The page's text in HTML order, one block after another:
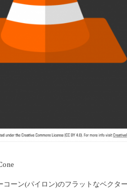
ーン(パイロン)のフラットなベクタ